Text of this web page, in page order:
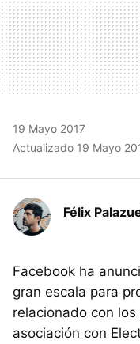
19 Mayo 2017
Actualizado 19 Mayo
Félix
Facebook ha
gran escala para
relacionado con
asociación con